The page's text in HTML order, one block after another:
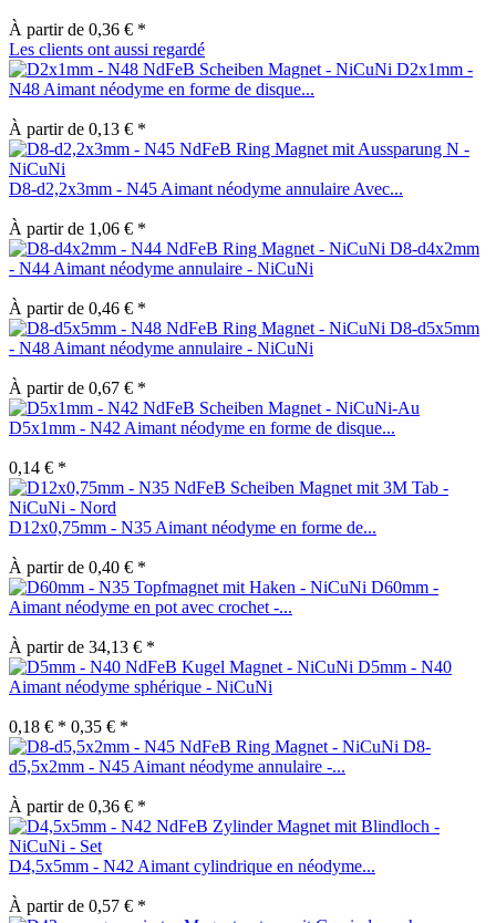
À partir de 0,36 € *
Les clients ont aussi regardé
D2x1mm -
N48 Aimant néodyme en forme de disque...
À partir de 0,13 € *
D8-d2,2x3mm - N45 Aimant néodyme annulaire Avec...
À partir de 1,06 € *
D8-d4x2mm
- N44 Aimant néodyme annulaire - NiCuNi
À partir de 0,46 € *
D8-d5x5mm
- N48 Aimant néodyme annulaire - NiCuNi
À partir de 0,67 € *
D5x1mm - N42 Aimant néodyme en forme de disque...
0,14 € *
D12x0,75mm - N35 Aimant néodyme en forme de...
À partir de 0,40 € *
D60mm -
Aimant néodyme en pot avec crochet -...
À partir de 34,13 € *
D5mm - N40
Aimant néodyme sphérique - NiCuNi
0,18 € * 0,35 € *
D8-
d5,5x2mm - N45 Aimant néodyme annulaire -...
À partir de 0,36 € *
D4,5x5mm - N42 Aimant cylindrique en néodyme...
À partir de 0,57 € *